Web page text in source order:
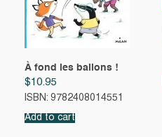
À fond les ballons !
$10.95
ISBN: 9782408014551
Add to cart